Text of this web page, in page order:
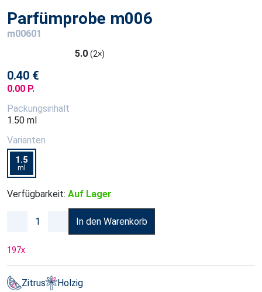
Parfümprobe m006
m00601
5.0 (2×)
0.40 €
0.00 P.
Packungsinhalt
1.50 ml
Varianten
1.5
ml
Verfügbarkeit: Auf Lager
In den Warenkorb
197x
Zitrus Holzig